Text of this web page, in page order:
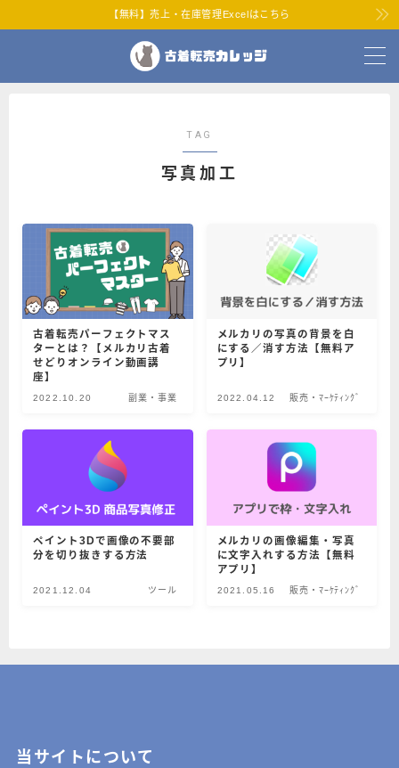
【無料】売上・在庫管理Excelはこちら
お問い合わせ
TAG
写真加工
古着転売パーフェクトマス
ターとは？【メルカリ古着
せどりオンライン動画講
座】
2022.10.20 副業・事業
メルカリの写真の背景を白
にする／消す方法【無料ア
プリ】
2022.04.12 販売・ﾏｰｹﾃｨﾝｸﾞ
ペイント3Dで画像の不要部
分を切り抜きする方法
2021.12.04 ツール
メルカリの画像編集・写真
に文字入れする方法【無料
アプリ】
2021.05.16 販売・ﾏｰｹﾃｨﾝｸﾞ
当サイトについて